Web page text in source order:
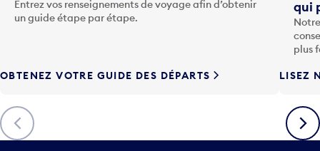
u
F
è
c
h
Précédent
Entrez vos renseignements de voyage afin d’obtenir
un guide étape par étape.
OBTENEZ VOTRE GUIDE DES DÉPARTS
qui
plus
LISEZ